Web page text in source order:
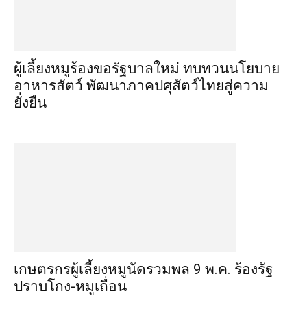
ผู้เลี้ยงหมูร้องขอรัฐบาลใหม่ ทบทวนนโยบาย
อาหารสัตว์ พัฒนาภาคปศุสัตว์ไทยสู่ความ
ยั่งยืน
เกษตรกรผู้เลี้ยงหมูนัดรวมพล 9 พ.ค. ร้องรัฐ
ปราบโกง-หมูเถื่อน